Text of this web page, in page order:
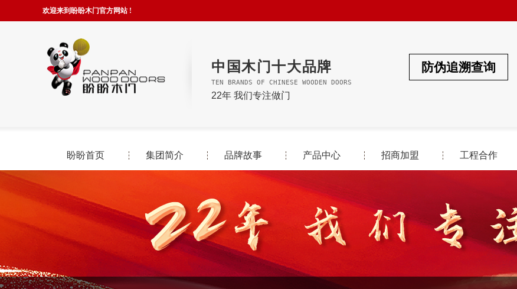
欢迎来到盼盼木门官方网站 !
中国木门十大品牌
TEN BRANDS OF CHINESE WOODEN DOORS
22年 我们专注做门
防伪追溯查询
盼盼首页 集团简介 品牌故事 产品中心 招商加盟 工程合作